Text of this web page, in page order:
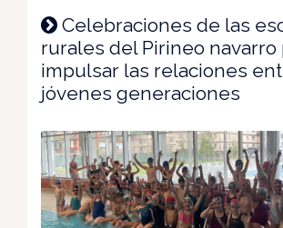
Celebraciones de las
rurales del Pirineo navarro
impulsar las relaciones
jóvenes generaciones